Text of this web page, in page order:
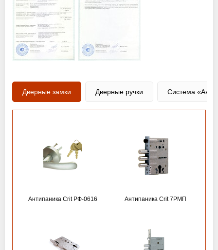
Дверные замки Дверные ручки Система
Антипаника Crit РФ-0616 Антипаника Crit 7РМП